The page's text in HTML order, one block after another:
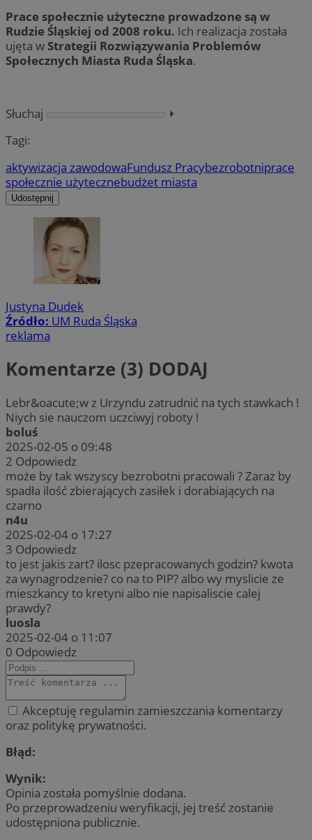
Prace społecznie użyteczne prowadzone są w
Rudzie Śląskiej od 2008 roku. Ich realizacja została
ujęta w Strategii Rozwiązywania Problemów
Społecznych Miasta Ruda Śląska.
Słuchaj
⏵︎
Tagi:
aktywizacja zawodowaFundusz Pracybezrobotniprace
społecznie użytecznebudżet miasta
Udostępnij
Justyna Dudek
Źródło: UM Ruda Śląska
reklama
Komentarze (3) DODAJ
Lebr&oacute;w z Urzyndu zatrudnić na tych stawkach !
Niych sie nauczom uczciwyj roboty !
boluś
2025-02-05 o 09:48
2 Odpowiedz
może by tak wszyscy bezrobotni pracowali ? Zaraz by
spadła ilość zbierających zasiłek i dorabiających na
czarno
n4u
2025-02-04 o 17:27
3 Odpowiedz
to jest jakis zart? ilosc pzepracowanych godzin? kwota
za wynagrodzenie? co na to PIP? albo wy myslicie ze
mieszkancy to kretyni albo nie napisaliscie calej
prawdy?
luosla
2025-02-04 o 11:07
0 Odpowiedz
Akceptuję regulamin zamieszczania komentarzy
oraz politykę prywatności.
Błąd:
Wynik:
Opinia została pomyślnie dodana.
Po przeprowadzeniu weryfikacji, jej treść zostanie
udostępniona publicznie.